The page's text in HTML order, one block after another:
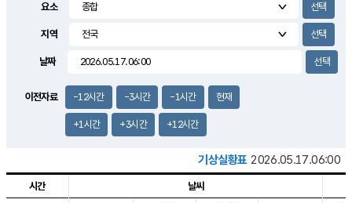
3.1m/s
요소
지역
날짜
이전자료 -12시간 -3시간 -1시간 현재
+1시간 +3시간 +12시간
기상실황표 2026.05.17.06:00
시간 날씨